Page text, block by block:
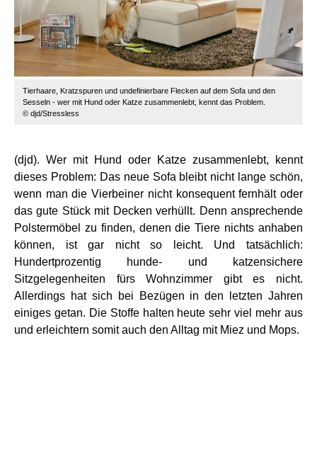
Tierhaare, Kratzspuren und undefinierbare Flecken auf dem Sofa und den
Sesseln - wer mit Hund oder Katze zusammenlebt, kennt das Problem.
© djd/Stressless
(djd). Wer mit Hund oder Katze zusammenlebt, kennt
dieses Problem: Das neue Sofa bleibt nicht lange schön,
wenn man die Vierbeiner nicht konsequent fernhält oder
das gute Stück mit Decken verhüllt. Denn ansprechende
Polstermöbel zu finden, denen die Tiere nichts anhaben
können, ist gar nicht so leicht. Und tatsächlich:
Hundertprozentig hunde- und katzensichere
Sitzgelegenheiten fürs Wohnzimmer gibt es nicht.
Allerdings hat sich bei Bezügen in den letzten Jahren
einiges getan. Die Stoffe halten heute sehr viel mehr aus
und erleichtern somit auch den Alltag mit Miez und Mops.